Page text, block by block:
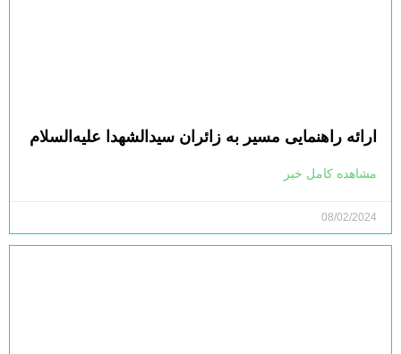
ارائه راهنمایی مسیر به زائران سیدالشهدا علیه‌السلام
مشاهده کامل خبر
08/02/2024